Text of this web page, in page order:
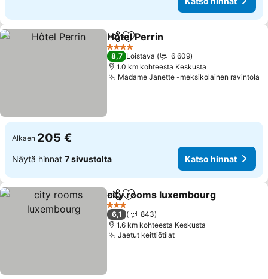
Jaa Lisää suosikkeihin
Hôtel Perrin
4 Tähtiluokitus
8,7 Loistava
6 609
1.0 km kohteesta Keskusta
Madame Janette -meksikolainen ravintola
Alkaen 205 €
Näytä hinnat 7 sivustolta Katso hinnat
Jaa Lisää suosikkeihin
city rooms luxembourg
3 Tähtiluokitus
6,1
843
1.6 km kohteesta Keskusta
Jaetut keittiötilatKatso hinnat